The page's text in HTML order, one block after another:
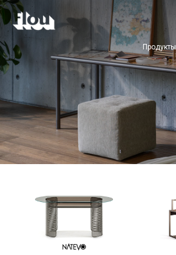
Продукты